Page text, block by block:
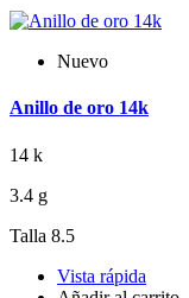
Nuevo
Anillo de oro 14k
14 k
3.4 g
Talla 8.5
Vista rápida